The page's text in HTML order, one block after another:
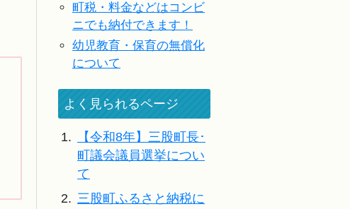
町税・料金などはコンビ
ニでも納付できます！
幼児教育・保育の無償化
について
よく見られるページ
1.
【令和8年】三股町長･
町議会議員選挙につい
て
2. 三股町ふるさと納税に